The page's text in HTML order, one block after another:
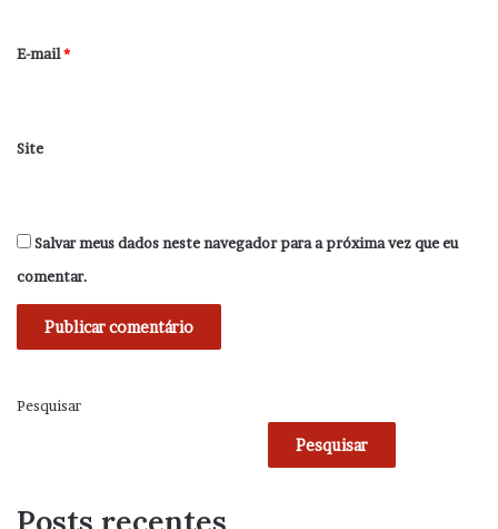
*
E-mail*
Site
Salvar meus dados neste navegador para a próxima vez que eu
comentar.
Pesquisar
Pesquisar
Posts recentes